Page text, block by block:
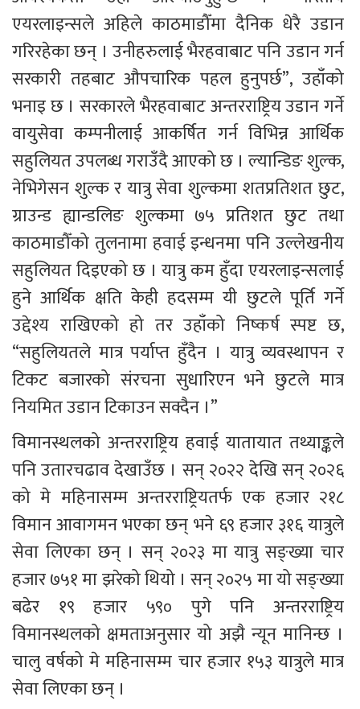
एयरलाइन्सले अहिले काठमाडौँमा दैनिक धेरै उडान
गरिरहेका छन् । उनीहरुलाई भैरहवाबाट पनि उडान गर्न
सरकारी तहबाट औपचारिक पहल हुनुपर्छ”, उहाँको
भनाइ छ । सरकारले भैरहवाबाट अन्तरराष्ट्रिय उडान गर्ने
वायुसेवा कम्पनीलाई आकर्षित गर्न विभिन्न आर्थिक
सहुलियत उपलब्ध गराउँदै आएको छ । ल्यान्डिङ शुल्क,
नेभिगेसन शुल्क र यात्रु सेवा शुल्कमा शतप्रतिशत छुट,
ग्राउन्ड ह्यान्डलिङ शुल्कमा ७५ प्रतिशत छुट तथा
काठमाडौँको तुलनामा हवाई इन्धनमा पनि उल्लेखनीय
सहुलियत दिइएको छ । यात्रु कम हुँदा एयरलाइन्सलाई
हुने आर्थिक क्षति केही हदसम्म यी छुटले पूर्ति गर्ने
उद्देश्य राखिएको हो तर उहाँको निष्कर्ष स्पष्ट छ,
“सहुलियतले मात्र पर्याप्त हुँदैन । यात्रु व्यवस्थापन र
टिकट बजारको संरचना सुधारिएन भने छुटले मात्र
नियमित उडान टिकाउन सक्दैन ।”
विमानस्थलको अन्तरराष्ट्रिय हवाई यातायात तथ्याङ्कले
पनि उतारचढाव देखाउँछ । सन् २०२२ देखि सन् २०२६
को मे महिनासम्म अन्तरराष्ट्रियतर्फ एक हजार २१८
विमान आवागमन भएका छन् भने ६९ हजार ३१६ यात्रुले
सेवा लिएका छन् । सन् २०२३ मा यात्रु सङ्ख्या चार
हजार ७५१ मा झरेको थियो । सन् २०२५ मा यो सङ्ख्या
बढेर १९ हजार ५९० पुगे पनि अन्तरराष्ट्रिय
विमानस्थलको क्षमताअनुसार यो अझै न्यून मानिन्छ ।
चालु वर्षको मे महिनासम्म चार हजार १५३ यात्रुले मात्र
सेवा लिएका छन् ।